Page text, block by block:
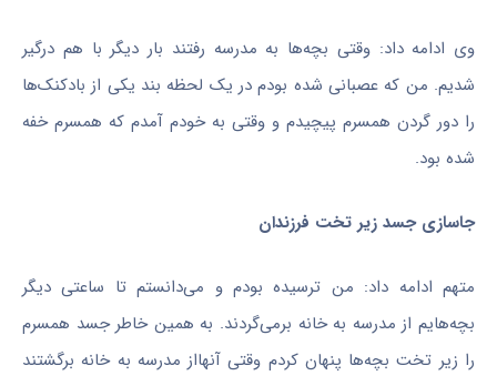
وی ادامه داد: وقتی بچه‌ها به مدرسه رفتند بار دیگر با هم درگیر
شدیم. من که عصبانی شده بودم در یک لحظه بند یکی از بادکنک‌ها
را دور گردن همسرم پیچیدم و وقتی به خودم آمدم که همسرم خفه
شده بود.
جاسازی جسد زیر تخت فرزندان
متهم ادامه داد: من ترسیده بودم و می‌دانستم تا ساعتی دیگر
بچه‌هایم از مدرسه به خانه برمی‌گردند. به همین خاطر جسد همسرم
را زیر تخت بچه‌ها پنهان کردم وقتی آنهااز مدرسه به خانه برگشتند